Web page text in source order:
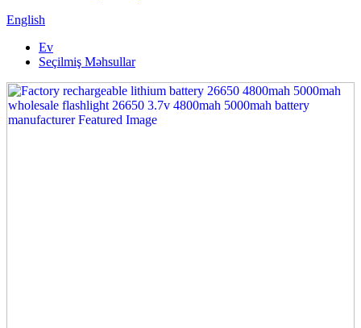
English
Ev
Seçilmiş Məhsullar